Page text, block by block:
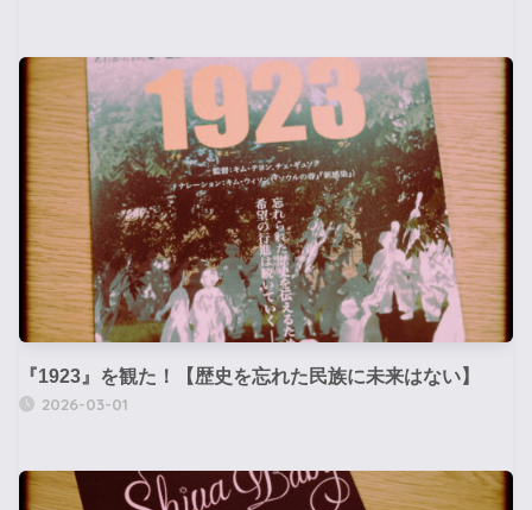
『1923』を観た！【歴史を忘れた民族に未来はない】
2026-03-01